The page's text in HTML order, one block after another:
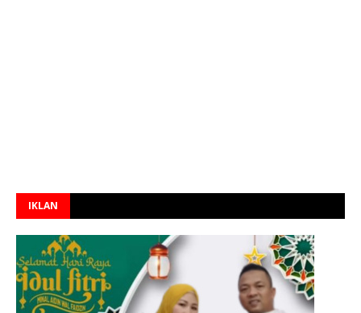
IKLAN